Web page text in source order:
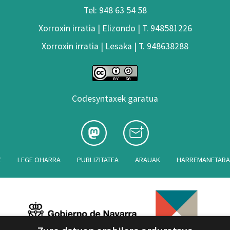
Tel: 948 63 54 58
Xorroxin irratia | Elizondo | T. 948581226
Xorroxin irratia | Lesaka | T. 948638288
Codesyntaxek garatua
LEGE OHARRA PUBLIZITATEA ARAUAK